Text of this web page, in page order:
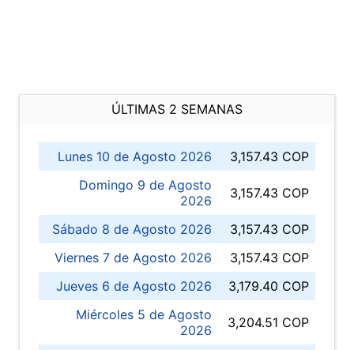
ÚLTIMAS 2 SEMANAS
Lunes 10 de Agosto 2026
3,157.43 COP
Domingo 9 de Agosto
2026
3,157.43 COP
Sábado 8 de Agosto 2026
3,157.43 COP
Viernes 7 de Agosto 2026
3,157.43 COP
Jueves 6 de Agosto 2026
3,179.40 COP
Miércoles 5 de Agosto
2026
3,204.51 COP